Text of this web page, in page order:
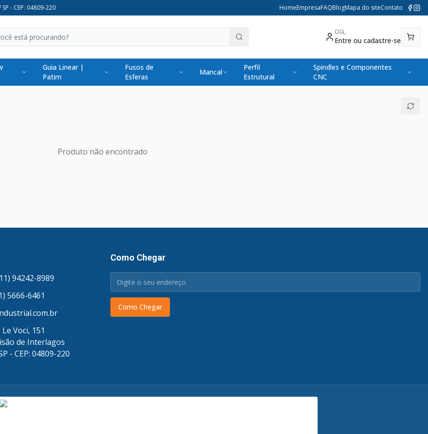
- CEP: 04809-220 HomeEmpresaFAQBlogMapa do siteContato
Olá,
Entre ou cadastre-se
Guia Linear |
Patim
Fusos de
Esferas
Mancal
Perfil
Estrutural
Spindles e Componentes
CNC
Produto não encontrado
94242-8989
5666-6461
Voci, 151
de Interlagos
- CEP: 04809-220
Como Chegar
Como Chegar